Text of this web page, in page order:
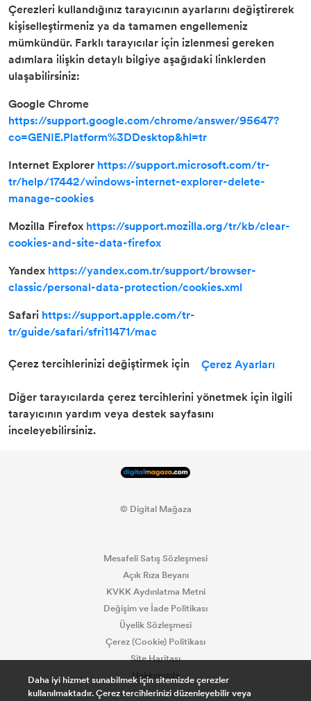
Çerezleri kullandığınız tarayıcının ayarlarını değiştirerek
kişiselleştirmeniz ya da tamamen engellemeniz
mümkündür. Farklı tarayıcılar için izlenmesi gereken
adımlara ilişkin detaylı bilgiye aşağıdaki linklerden
ulaşabilirsiniz:
Google Chrome
https://support.google.com/chrome/answer/95647?
co=GENIE.Platform%3DDesktop&hl=tr
Internet Explorer https://support.microsoft.com/tr-
tr/help/17442/windows-internet-explorer-delete-
manage-cookies
Mozilla Firefox https://support.mozilla.org/tr/kb/clear-
cookies-and-site-data-firefox
Yandex https://yandex.com.tr/support/browser-
classic/personal-data-protection/cookies.xml
Safari https://support.apple.com/tr-
tr/guide/safari/sfri11471/mac
Çerez tercihlerinizi değiştirmek için
Çerez Ayarları
Diğer tarayıcılarda çerez tercihlerini yönetmek için ilgili
tarayıcının yardım veya destek sayfasını
inceleyebilirsiniz.
© Digital Mağaza
Mesafeli Satış Sözleşmesi
Açık Rıza Beyanı
KVKK Aydınlatma Metni
Değişim ve İade Politikası
Üyelik Sözleşmesi
Çerez (Cookie) Politikası
Site Haritası
Hakkımızda
Daha iyi hizmet sunabilmek için sitemizde çerezler
kullanılmaktadır. Çerez tercihlerinizi düzenleyebilir veya